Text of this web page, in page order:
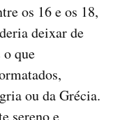
os 16 e os 18,
deixar de
que
ou da Grécia.
sereno e